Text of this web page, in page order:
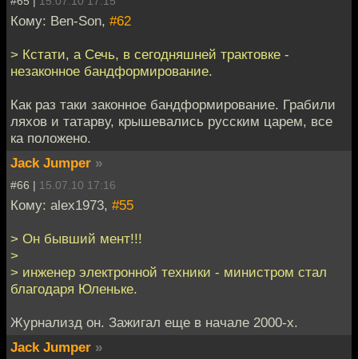
Кому: Ben-Son, #62
> Кстати, а Сечь, в сегодняшней трактовке -
незаконное бандформирование.
Как раз таки законное бандформирование. Грабили
ляхов и татарву, крышевались русским царем, все
ка положено.
Jack Jumper »
#66 | 15.07.10 17:16
Кому: alex1973, #55
> Он бывший мент!!!
>
> инженер электронной техники - министром стал
благодаря Юленьке.
Журнализд он. Зажигал еще в начале 2000-х.
Jack Jumper »